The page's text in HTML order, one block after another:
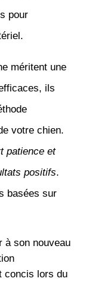
pour
méritent une
ils
votre chien.
patience et
positifs.
basées sur
à son nouveau
concis lors du